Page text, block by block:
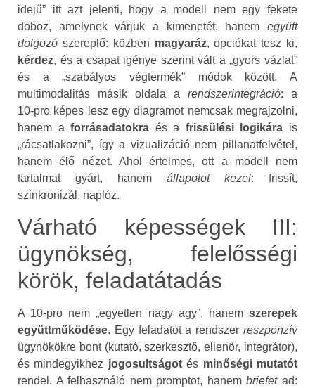
idejű” itt azt jelenti, hogy a modell nem egy fekete
doboz, amelynek várjuk a kimenetét, hanem együtt
dolgozó szereplő: közben magyaráz, opciókat tesz ki,
kérdez, és a csapat igénye szerint vált a „gyors vázlat”
és a „szabályos végtermék” módok között. A
multimodalitás másik oldala a rendszerintegráció: a
10‑pro képes lesz egy diagramot nemcsak megrajzolni,
hanem aforrásadatokra és a frissülési logikára is
„rácsatlakozni”, így a vizualizáció nem pillanatfelvétel,
hanem élő nézet. Ahol értelmes, ott a modell nem
tartalmat gyárt, hanem állapotot kezel: frissít,
szinkronizál, naplóz.
Várható képességek III:
ügynökség, felelősségi
körök, feladatátadás
A 10‑pro nem „egyetlen nagy agy”, hanem szerepek
együttműködése. Egy feladatot a rendszer reszponzív
ügynökökre bont (kutató, szerkesztő, ellenőr, integrátor),
és mindegyikhez jogosultságotés minőségi mutatót
rendel. A felhasználó nem promptot, hanembriefetad: